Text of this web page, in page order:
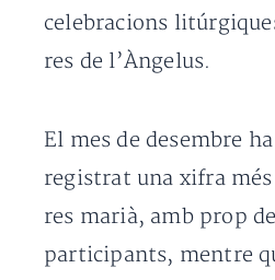
celebracions
res de l’Àngelus.
El mes de desembre
registrat una xifra
res marià, amb prop
participants, mentre